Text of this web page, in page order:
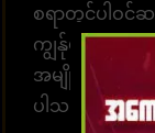
စရာတွင်ပါဝင်
ကျွန်ုပ်တို့၏ဝဘ်
အမျိုးမျိုးသော
ပါသည်။